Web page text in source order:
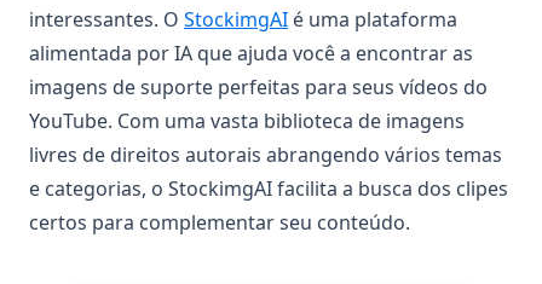
interessantes. O StockimgAI(opens in a new tab)
é uma plataforma
alimentada por IA que ajuda você a encontrar as
imagens de suporte perfeitas para seus vídeos do
YouTube. Com uma vasta biblioteca de imagens
livres de direitos autorais abrangendo vários temas
e categorias, o StockimgAI facilita a busca dos clipes
certos para complementar seu conteúdo.